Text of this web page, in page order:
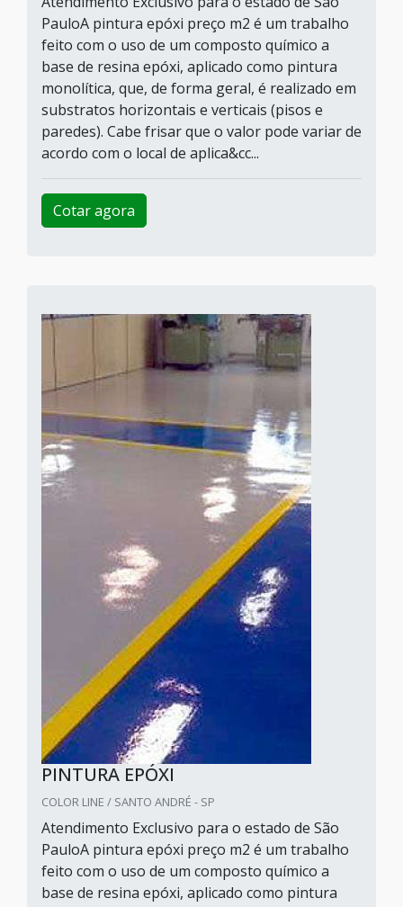
PauloA pintura epóxi preço m2 é um trabalho
feito com o uso de um composto químico a
base de resina epóxi, aplicado como pintura
monolítica, que, de forma geral, é realizado em
substratos horizontais e verticais (pisos e
paredes). Cabe frisar que o valor pode variar de
acordo com o local de aplica&cc...
Cotar agora
PINTURA EPÓXI
COLOR LINE / SANTO ANDRÉ - SP
Atendimento Exclusivo para o estado de São
PauloA pintura epóxi preço m2 é um trabalho
feito com o uso de um composto químico a
base de resina epóxi, aplicado como pintura